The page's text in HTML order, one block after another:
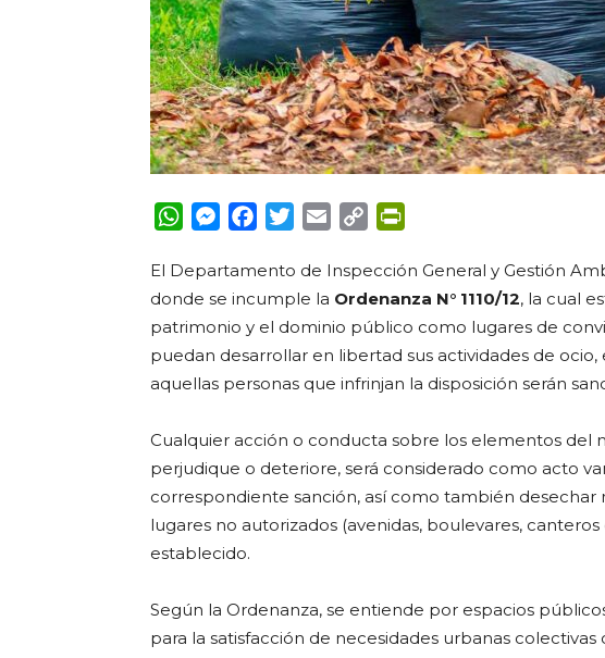
WhatsApp
Messenger
FacebookTwitterEmail Copy
El Departamento de Inspección General y Gestión
donde se incumple la Ordenanza N° 1110/12, la cual
patrimonio y el dominio público como lugares de
puedan desarrollar en libertad sus actividades de
aquellas personas que infrinjan la disposición serán
Cualquier acción o conducta sobre los elementos del
perjudique o deteriore, será considerado como acto
correspondiente sanción, así como también desechar
lugares no autorizados (avenidas, boulevares,
establecido.
Según la Ordenanza, se entiende por espacios
para la satisfacción de necesidades urbanas